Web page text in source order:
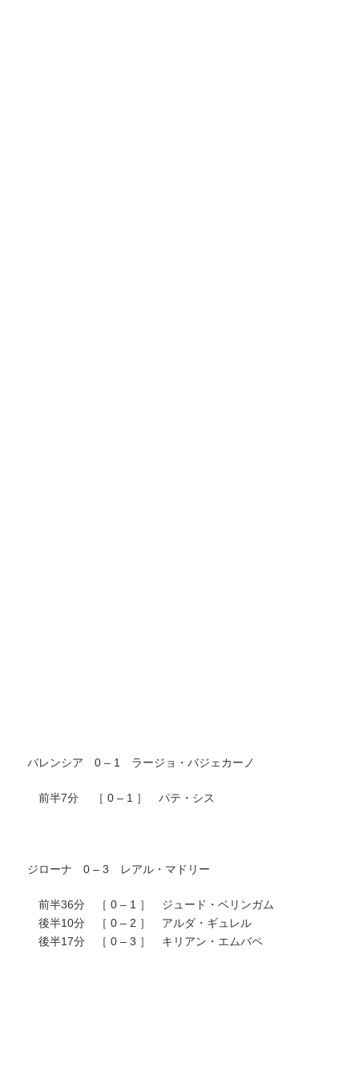
バレンシア 0 – 1 ラージョ・バジェカーノ
前半7分 ［ 0 – 1 ］ パテ・シス
ジローナ 0 – 3 レアル・マドリー
前半36分 ［ 0 – 1 ］ ジュード・ベリンガム
後半10分 ［ 0 – 2 ］ アルダ・ギュレル
後半17分 ［ 0 – 3 ］ キリアン・エムバペ